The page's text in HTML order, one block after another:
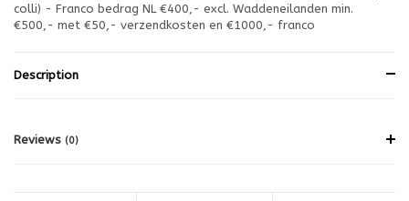
colli) - Franco bedrag NL €400,- excl. Waddeneilanden min.
€500,- met €50,- verzendkosten en €1000,- franco
Description
Reviews (0)